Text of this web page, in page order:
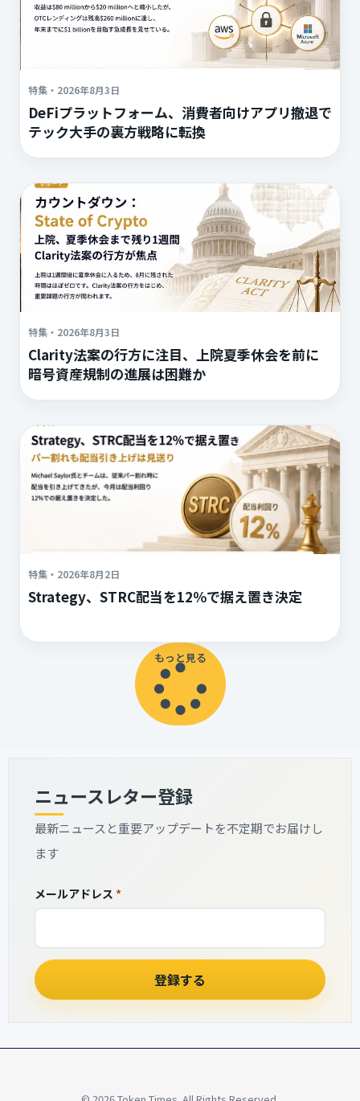
特集 ・ 2026年8月3日
DeFiプラットフォーム、消費者向けアプリ撤退で
テック大手の裏方戦略に転換
特集 ・ 2026年8月3日
Clarity法案の行方に注目、上院夏季休会を前に
暗号資産規制の進展は困難か
特集 ・ 2026年8月2日
Strategy、STRC配当を12％で据え置き決定
もっと見る
ニュースレター登録
最新ニュースと重要アップデートを不定期でお届けし
ます
メ
ー
ア
レ
ス
メ
ア
メ
ー
ア
レ
ス
メールアドレス *
登録する